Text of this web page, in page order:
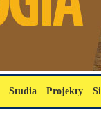
Studia Projekty